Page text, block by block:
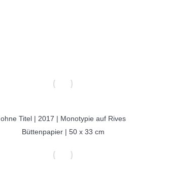
ohne Titel | 2017 | Monotypie auf Rives
Büttenpapier | 50 x 33 cm